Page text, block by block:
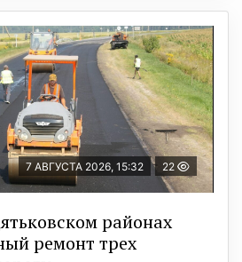
7 АВГУСТА 2026, 15:32 22
районах
ремонт трех